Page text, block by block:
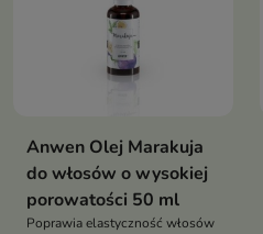
Anwen Olej Marakuja
do włosów o wysokiej
porowatości 50 ml
Poprawia elastyczność włosów